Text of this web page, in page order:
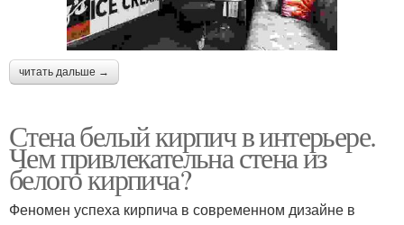
читать дальше →
Стена белый кирпич в интерьере.
Чем привлекательна стена из
белого кирпича?
Феномен успеха кирпича в современном дизайне в